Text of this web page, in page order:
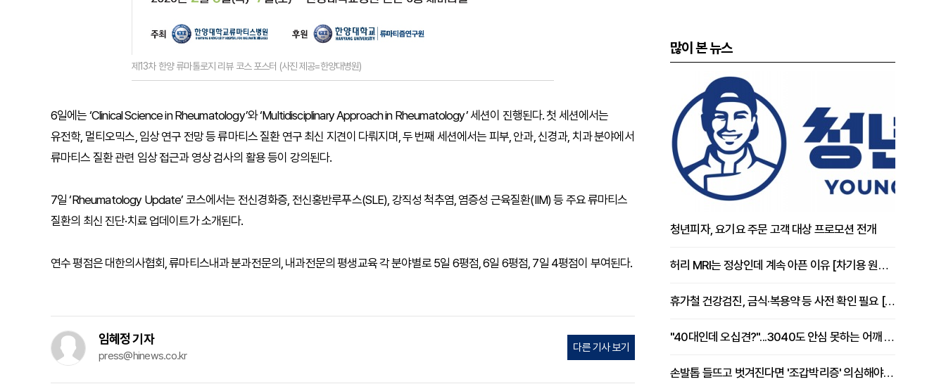
제13차 한양 류마톨로지 리뷰 코스 포스터 (사진 제공=한양대병원)
6일에는 ‘Clinical Science in Rheumatology’와 ‘Multidisciplinary Approach in Rheumatology’ 세션이 진행된다. 첫 세션에서는
유전학, 멀티오믹스, 임상 연구 전망 등 류마티스 질환 연구 최신 지견이 다뤄지며, 두 번째 세션에서는 피부, 안과, 신경과, 치과 분야에서
류마티스 질환 관련 임상 접근과 영상 검사의 활용 등이 강의된다.
7일 ‘Rheumatology Update’ 코스에서는 전신경화증, 전신홍반루푸스(SLE), 강직성 척추염, 염증성 근육질환(IIM) 등 주요 류마티스
질환의 최신 진단·치료 업데이트가 소개된다.
연수 평점은 대한의사협회, 류마티스내과 분과전문의, 내과전문의 평생교육 각 분야별로 5일 6평점, 6일 6평점, 7일 4평점이 부여된다.
임혜정 기자
press@hinews.co.kr
다른 기사 보기
많이 본 뉴스
청년피자, 요기요 주문 고객 대상 프로모션 전개
허리 MRI는 정상인데 계속 아픈 이유 [차기용 원장 칼럼]
휴가철 건강검진, 금식·복용약 등 사전 확인 필요 [정도감 원장 칼럼]
"40대인데 오십견?"...3040도 안심 못하는 어깨 유착성 관절낭염
손발톱 들뜨고 벗겨진다면 '조갑박리증' 의심해야 [김철윤 원장 칼럼]